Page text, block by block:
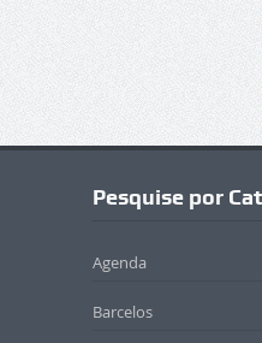
Pesquise por
Agenda
Barcelos